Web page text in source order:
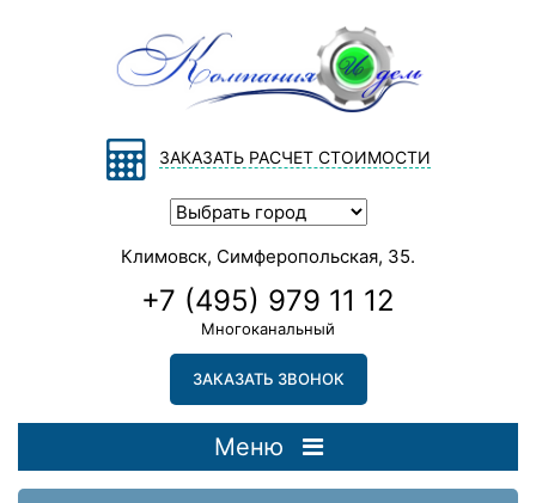
ЗАКАЗАТЬ РАСЧЕТ СТОИМОСТИ
Климовск, Симферопольская, 35.
+7 (495) 979 11 12
Многоканальный
ЗАКАЗАТЬ ЗВОНОК
Меню